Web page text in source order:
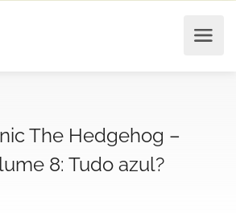
The Hedgehog –
8: Tudo azul?